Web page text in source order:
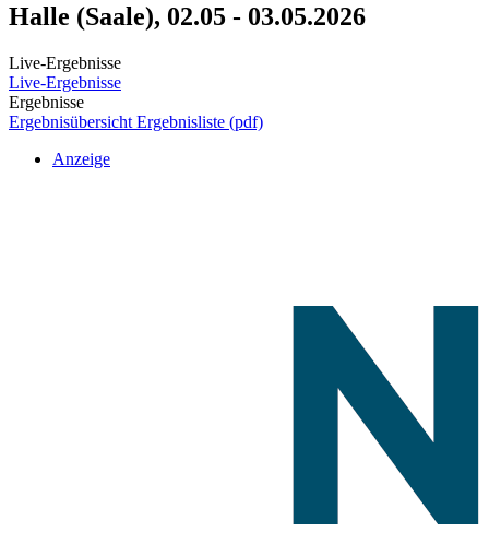
Halle (Saale), 02.05 - 03.05.2026
Live-Ergebnisse
Live-Ergebnisse
Ergebnisse
Ergebnisübersicht Ergebnisliste (pdf)
Anzeige